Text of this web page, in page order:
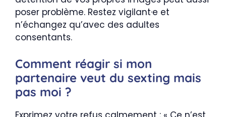
poser problème. Restez vigilant·e et
n’échangez qu’avec des adultes
consentants.
Comment réagir si mon
partenaire veut du sexting mais
pas moi ?